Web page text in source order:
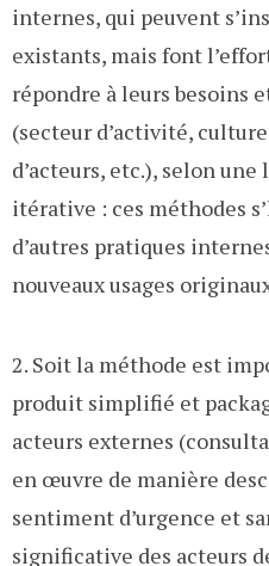
internes, qui peuvent
existants, mais font
répondre à leurs besoins
(secteur d’activité,
d’acteurs, etc.), selon
itérative : ces méthodes
d’autres pratiques
nouveaux usages
2. Soit la méthode est
produit simplifié et
acteurs externes
en œuvre de manière
sentiment d’urgence et
significative des acteurs